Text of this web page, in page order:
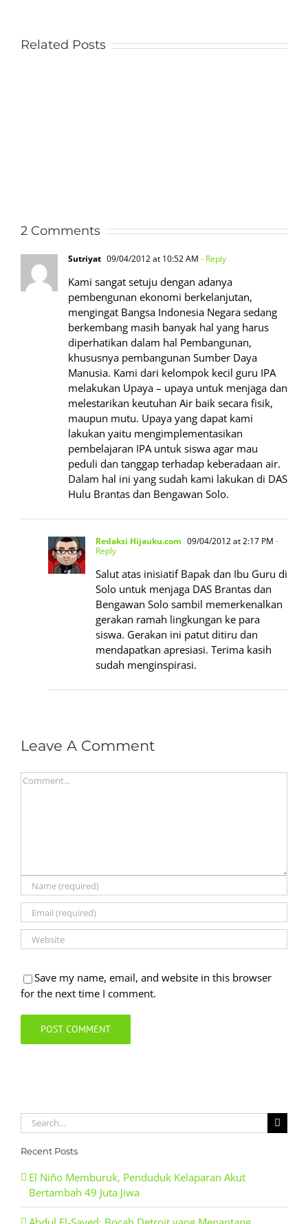
Related Posts
2 Comments
Sutriyat 09/04/2012 at 10:52 AM - Reply
Kami sangat setuju dengan adanya
pembengunan ekonomi berkelanjutan,
mengingat Bangsa Indonesia Negara sedang
berkembang masih banyak hal yang harus
diperhatikan dalam hal Pembangunan,
khususnya pembangunan Sumber Daya
Manusia. Kami dari kelompok kecil guru IPA
melakukan Upaya – upaya untuk menjaga dan
melestarikan keutuhan Air baik secara fisik,
maupun mutu. Upaya yang dapat kami
lakukan yaitu mengimplementasikan
pembelajaran IPA untuk siswa agar mau
peduli dan tanggap terhadap keberadaan air.
Dalam hal ini yang sudah kami lakukan di DAS
Hulu Brantas dan Bengawan Solo.
Redaksi Hijauku.com 09/04/2012 at 2:17 PM -
Reply
Salut atas inisiatif Bapak dan Ibu Guru di
Solo untuk menjaga DAS Brantas dan
Bengawan Solo sambil memerkenalkan
gerakan ramah lingkungan ke para
siswa. Gerakan ini patut ditiru dan
mendapatkan apresiasi. Terima kasih
sudah menginspirasi.
Leave A Comment
Comment
Save my name, email, and website in this browser
for the next time I comment.
Search
for:
Recent Posts
El Niño Memburuk, Penduduk Kelaparan Akut
Bertambah 49 Juta Jiwa